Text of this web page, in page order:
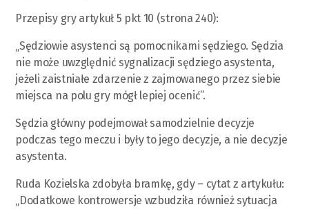
Przepisy gry artykuł 5 pkt 10 (strona 240):
„Sędziowie asystenci są pomocnikami sędziego. Sędzia
nie może uwzględnić sygnalizacji sędziego asystenta,
jeżeli zaistniałe zdarzenie z zajmowanego przez siebie
miejsca na polu gry mógł lepiej ocenić”.
Sędzia główny podejmował samodzielnie decyzje
podczas tego meczu i były to jego decyzje, a nie decyzje
asystenta.
Ruda Kozielska zdobyła bramkę, gdy – cytat z artykułu:
„Dodatkowe kontrowersje wzbudziła również sytuacja